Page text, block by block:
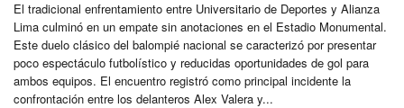
El tradicional enfrentamiento entre Universitario de Deportes y Alianza
Lima culminó en un empate sin anotaciones en el Estadio Monumental.
Este duelo clásico del balompié nacional se caracterizó por presentar
poco espectáculo futbolístico y reducidas oportunidades de gol para
ambos equipos. El encuentro registró como principal incidente la
confrontación entre los delanteros Alex Valera y...